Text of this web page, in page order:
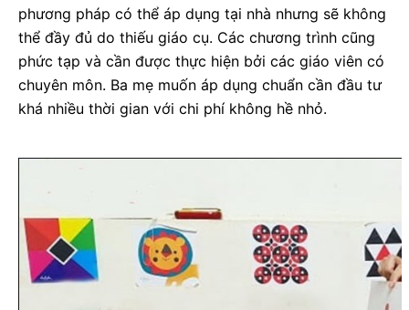
phương pháp có thể áp dụng tại nhà nhưng sẽ không
thể đầy đủ do thiếu giáo cụ. Các chương trình cũng
phức tạp và cần được thực hiện bởi các giáo viên có
chuyên môn. Ba mẹ muốn áp dụng chuẩn cần đầu tư
khá nhiều thời gian với chi phí không hề nhỏ.